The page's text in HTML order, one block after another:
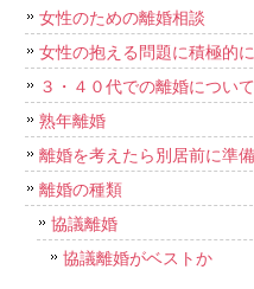
女性のための離婚相談
女性の抱える問題に積極的
３・４０代での離婚について
熟年離婚
離婚を考えたら別居前に準
離婚の種類
協議離婚
協議離婚がベストか